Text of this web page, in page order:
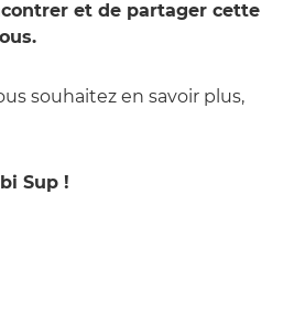
et de partager cette
souhaitez en savoir plus,
Sup !